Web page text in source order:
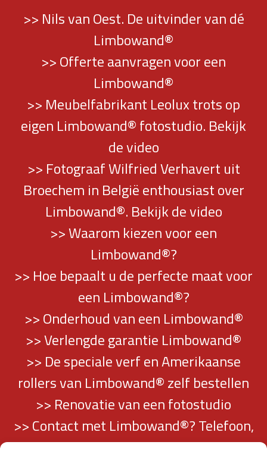
>> Nils van Oest. De uitvinder van dé
Limbowand®
>> Offerte aanvragen voor een
Limbowand®
>> Meubelfabrikant Leolux trots op
eigen Limbowand® fotostudio. Bekijk
de video
>> Fotograaf Wilfried Verhavert uit
Broechem in België enthousiast over
Limbowand®. Bekijk de video
>> Waarom kiezen voor een
Limbowand®?
>> Hoe bepaalt u de perfecte maat voor
een Limbowand®?
>> Onderhoud van een Limbowand®
>> Verlengde garantie Limbowand®
>> De speciale verf en Amerikaanse
rollers van Limbowand® zelf bestellen
>> Renovatie van een fotostudio
>> Contact met Limbowand®? Telefoon,